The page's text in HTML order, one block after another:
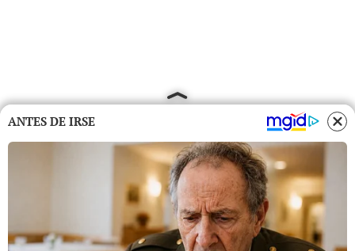
ANTES DE IRSE